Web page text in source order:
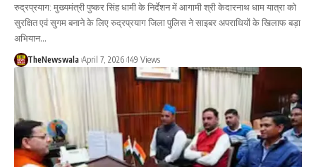
रुद्रप्रयाग: मुख्यमंत्री पुष्कर सिंह धामी के निर्देशन में आगामी श्री केदारनाथ धाम यात्रा को
सुरक्षित एवं सुगम बनाने के लिए रुद्रप्रयाग जिला पुलिस ने साइबर अपराधियों के खिलाफ बड़ा
अभियान…
TheNewswala April 7, 2026 149 Views